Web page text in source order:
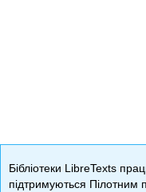
Бібліотеки LibreTexts
підтримуються Пілотним